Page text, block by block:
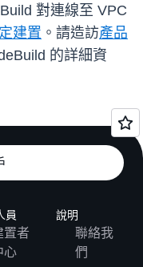
對連線至 VPC
建置 。請造訪產品
的詳細資
員
置者
心
說明
聯絡我
們